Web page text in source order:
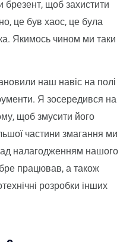
брезент, щоб захистити
це був хаос, це була
Якимось чином ми таки
наш навіс на полі
Я зосередився на
щоб змусити його
частини змагання ми
налагодженням нашого
працював, а також
розробки інших